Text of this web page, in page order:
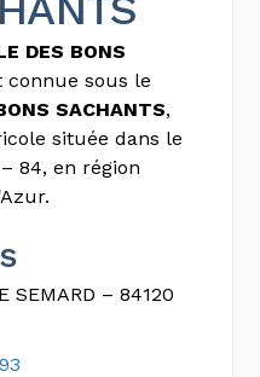
DES BONS
connue sous le
SACHANTS,
située dans le
84, en région
SEMARD – 84120